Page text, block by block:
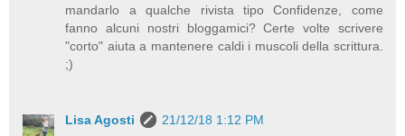
mandarlo a qualche rivista tipo Confidenze, come
fanno alcuni nostri bloggamici? Certe volte scrivere
"corto" aiuta a mantenere caldi i muscoli della scrittura.
;)
Lisa Agosti
21/12/18 1:12 PM